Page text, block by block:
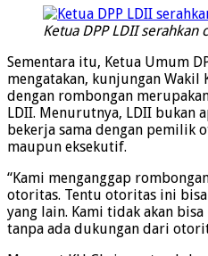
Ketua DPP LDII serahkan
Sementara itu, Ketua Umum
mengatakan, kunjungan Wakil
dengan rombongan
LDII. Menurutnya, LDII bukan
bekerja sama dengan pemilik
maupun eksekutif.
“Kami menganggap
otoritas. Tentu otoritas ini
yang lain. Kami tidak akan
tanpa ada dukungan dari